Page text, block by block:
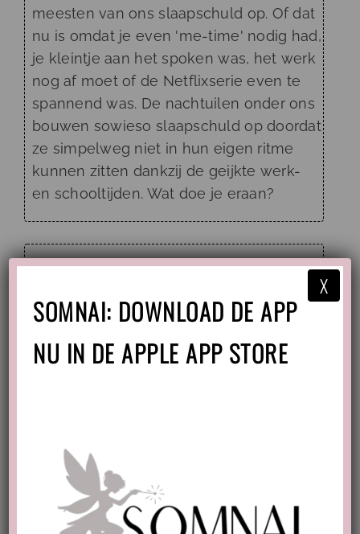
meesten van ons slaapschuld op. Of dat
nu is omdat je even 'me-time' nodig had,
je kleintje aan het spoken was, het werk
nog af moet of de Netflixserie even te
spannend was. De nachtuilen onder ons
bouwen sowieso slaapschuld op doordat
ze simpelweg niet in hun eigen ritme
kunnen zitten dankzij de geijkte werk-
en schooltijden. Wat doe je eraan?
SOMNAI: DOWNLOAD DE APP
NU IN DE APPLE APP STORE
X